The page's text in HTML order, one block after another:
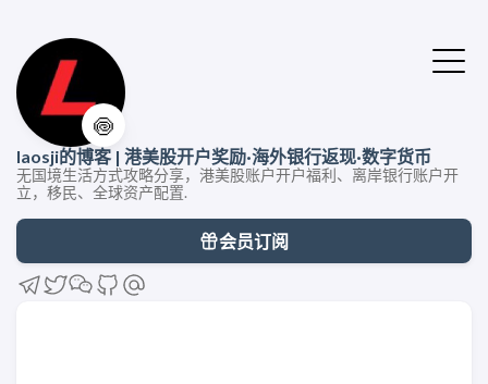
🍥
laosji的博客 | 港美股开户奖励·海外银行返现·数字货币
无国境生活方式攻略分享，港美股账户开户福利、离岸银行账户开
立，移民、全球资产配置.
会员订阅